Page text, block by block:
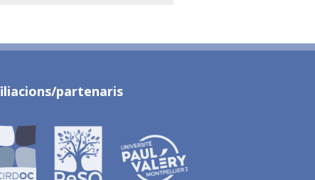
partenaris